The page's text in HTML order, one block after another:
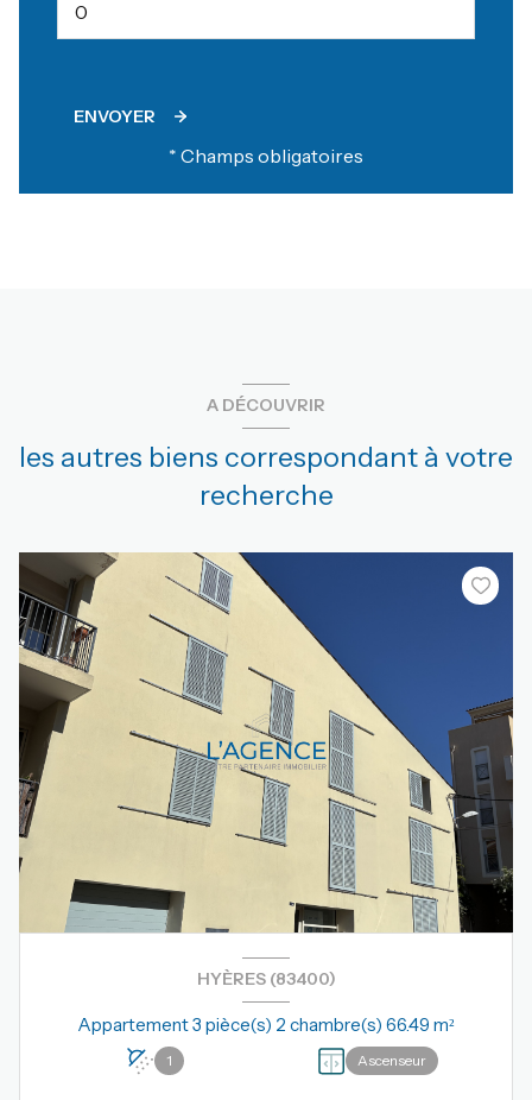
ENVOYER
* Champs obligatoires
A DÉCOUVRIR
les autres biens correspondant à votre
recherche
HYÈRES (83400)
Appartement 3 pièce(s) 2 chambre(s) 66.49 m²
1 Ascenseur